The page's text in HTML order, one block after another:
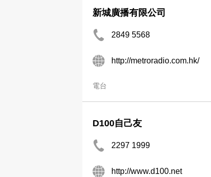
新城廣播有限公司
2849 5568
http://metroradio.com.hk/
電台
D100自己友
2297 1999
http://www.d100.net